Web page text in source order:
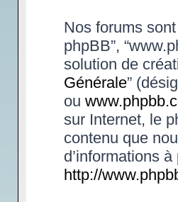
Nos forums sont
phpBB”,
solution de
Générale”
ou
sur Internet, le
contenu que
d’informations
http://